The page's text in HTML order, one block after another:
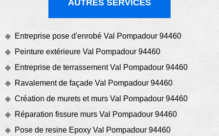
AUTRES SERVICES
Entreprise pose d'enrobé Val Pompadour 94460
Peinture extérieure Val Pompadour 94460
Entreprise de terrassement Val Pompadour 94460
Ravalement de façade Val Pompadour 94460
Création de murets et murs Val Pompadour 94460
Réparation fissure murs Val Pompadour 94460
Pose de resine Epoxy Val Pompadour 94460